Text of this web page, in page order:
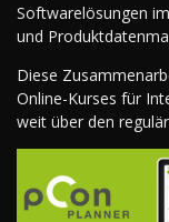
Softwarelösungen
und
Diese
Online-Kurses für
weit über den